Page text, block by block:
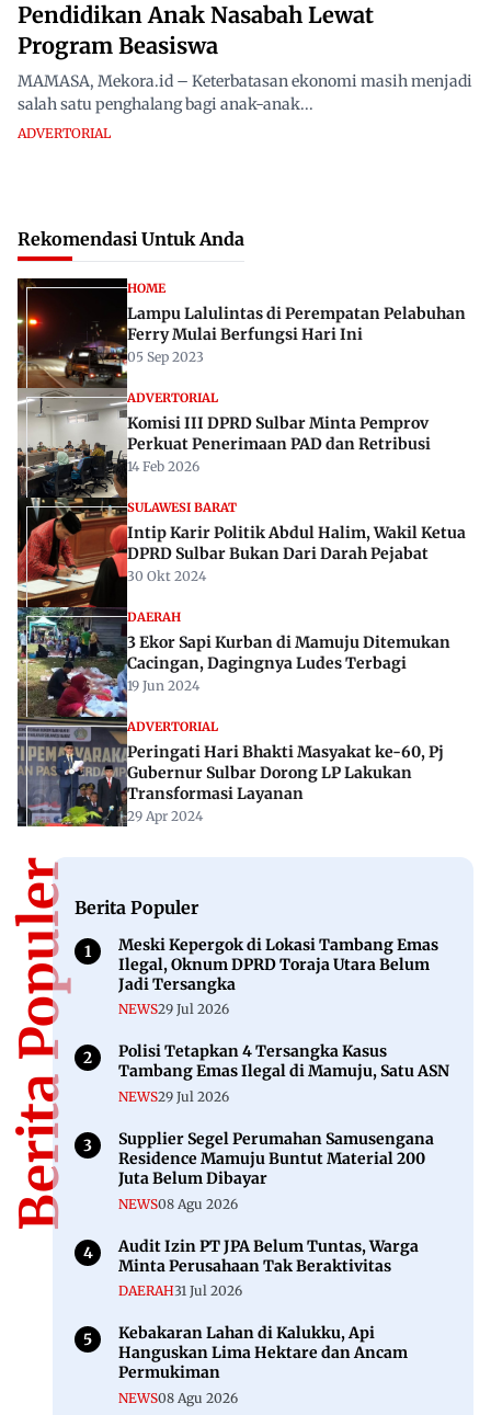
Pendidikan Anak Nasabah Lewat
Program Beasiswa
MAMASA, Mekora.id – Keterbatasan ekonomi masih menjadi
salah satu penghalang bagi anak-anak...
ADVERTORIAL
Rekomendasi Untuk Anda
HOME
Lampu Lalulintas di Perempatan Pelabuhan
Ferry Mulai Berfungsi Hari Ini
05 Sep 2023
ADVERTORIAL
Komisi III DPRD Sulbar Minta Pemprov
Perkuat Penerimaan PAD dan Retribusi
14 Feb 2026
SULAWESI BARAT
Intip Karir Politik Abdul Halim, Wakil Ketua
DPRD Sulbar Bukan Dari Darah Pejabat
30 Okt 2024
DAERAH
3 Ekor Sapi Kurban di Mamuju Ditemukan
Cacingan, Dagingnya Ludes Terbagi
19 Jun 2024
ADVERTORIAL
Peringati Hari Bhakti Masyakat ke-60, Pj
Gubernur Sulbar Dorong LP Lakukan
Transformasi Layanan
29 Apr 2024
Berita PopulerBerita Populer
Meski Kepergok di Lokasi Tambang Emas
Ilegal, Oknum DPRD Toraja Utara Belum
Jadi Tersangka
NEWS29 Jul 2026
Polisi Tetapkan 4 Tersangka Kasus
Tambang Emas Ilegal di Mamuju, Satu ASN
NEWS29 Jul 2026
Supplier Segel Perumahan Samusengana
Residence Mamuju Buntut Material 200
Juta Belum Dibayar
NEWS08 Agu 2026
Audit Izin PT JPA Belum Tuntas, Warga
Minta Perusahaan Tak Beraktivitas
DAERAH31 Jul 2026
Kebakaran Lahan di Kalukku, Api
Hanguskan Lima Hektare dan Ancam
Permukiman
NEWS08 Agu 2026